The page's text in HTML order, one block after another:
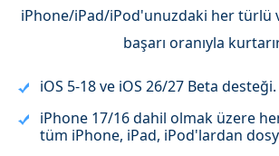
iPhone/iPad/iPod'unuzdaki her türlü
başarı oranıyla
iOS 5-18 ve iOS 26/27 Beta desteği.
iPhone 17/16 dahil olmak üzere
tüm iPhone, iPad, iPod'lardan